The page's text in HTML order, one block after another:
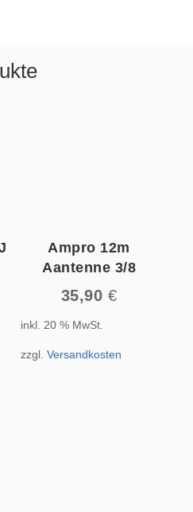
Ampro 12m
Aantenne 3/8
35,90 €
inkl. 20 % MwSt.
zzgl.Versandkosten